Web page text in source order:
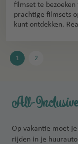
filmset te bezoeken
prachtige filmsets
kunt ontdekken.
1 2
All-
Op vakantie moet
rijden in je